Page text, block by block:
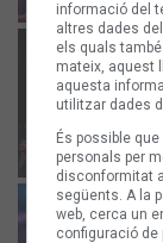
informació del
altres dades
els quals
mateix, aquest
aquesta
utilitzar dades
És possible
personals per
disconformitat
següents. A la
web, cerca un
configuració de